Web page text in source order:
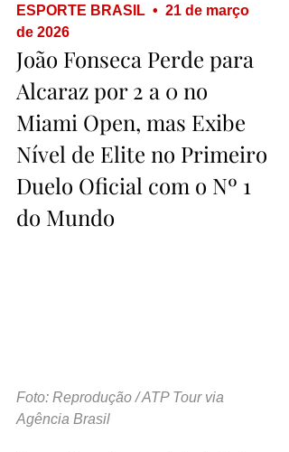
ESPORTE BRASIL  •  21 de março
de 2026
João Fonseca Perde para
Alcaraz por 2 a 0 no
Miami Open, mas Exibe
Nível de Elite no Primeiro
Duelo Oficial com o Nº 1
do Mundo
Foto: Reprodução / ATP Tour via
Agência Brasil